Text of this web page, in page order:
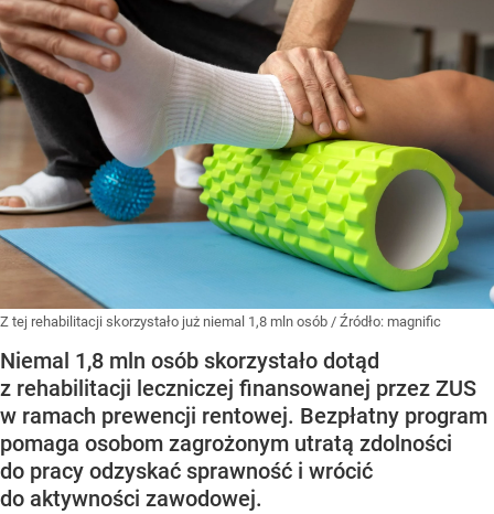
Z tej rehabilitacji skorzystało już niemal 1,8 mln osób / Źródło: magnific
Niemal 1,8 mln osób skorzystało dotąd
z rehabilitacji leczniczej finansowanej przez ZUS
w ramach prewencji rentowej. Bezpłatny program
pomaga osobom zagrożonym utratą zdolności
do pracy odzyskać sprawność i wrócić
do aktywności zawodowej.